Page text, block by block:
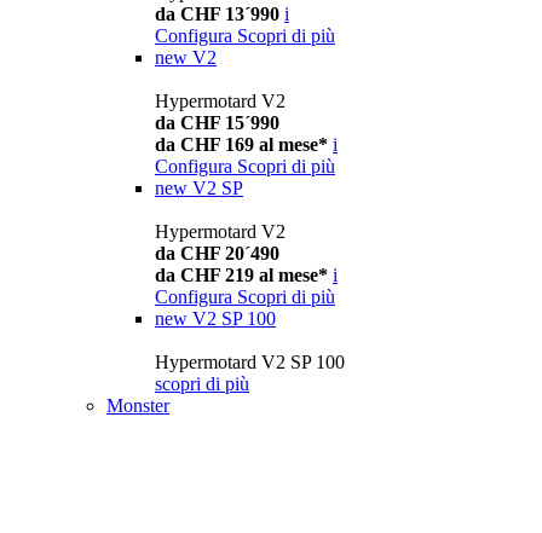
da CHF 13´990 i
Configura Scopri di più
new V2
Hypermotard V2
da CHF 15´990
da CHF 169 al mese* i
Configura Scopri di più
new V2 SP
Hypermotard V2
da CHF 20´490
da CHF 219 al mese* i
Configura Scopri di più
new V2 SP 100
Hypermotard V2 SP 100
scopri di più
Monster